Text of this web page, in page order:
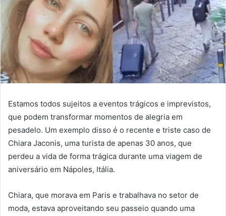
Estamos todos sujeitos a eventos trágicos e imprevistos,
que podem transformar momentos de alegria em
pesadelo. Um exemplo disso é o recente e triste caso de
Chiara Jaconis, uma turista de apenas 30 anos, que
perdeu a vida de forma trágica durante uma viagem de
aniversário em Nápoles, Itália.
Chiara, que morava em Paris e trabalhava no setor de
moda, estava aproveitando seu passeio quando uma